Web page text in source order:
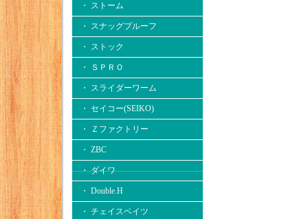
・ ストーム
・ スナッグプルーフ
・ ストック
・ ＳＰＲＯ
・ スライダーワーム
・ セイコー(SEIKO)
・ Ｚファクトリー
・ ZBC
・ ダイワ
・ Double.H
・ チェイスベイツ